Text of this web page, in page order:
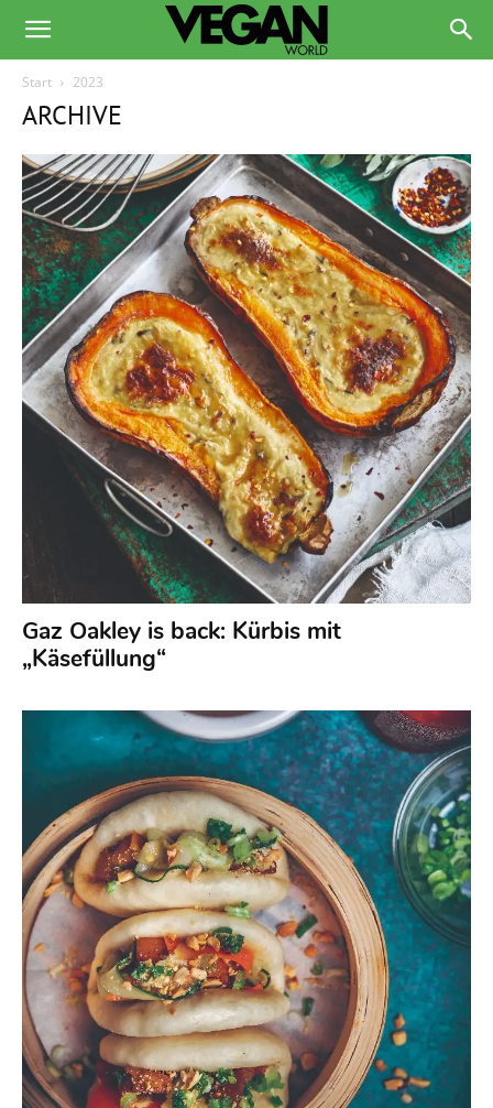
Start 2023
ARCHIVE
Gaz Oakley is back: Kürbis mit
„Käsefüllung“